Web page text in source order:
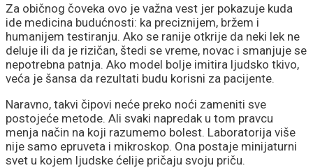
Za običnog čoveka ovo je važna vest jer pokazuje kuda
ide medicina budućnosti: ka preciznijem, bržem i
humanijem testiranju. Ako se ranije otkrije da neki lek ne
deluje ili da je rizičan, štedi se vreme, novac i smanjuje se
nepotrebna patnja. Ako model bolje imitira ljudsko tkivo,
veća je šansa da rezultati budu korisni za pacijente.
Naravno, takvi čipovi neće preko noći zameniti sve
postojeće metode. Ali svaki napredak u tom pravcu
menja način na koji razumemo bolest. Laboratorija više
nije samo epruveta i mikroskop. Ona postaje minijaturni
svet u kojem ljudske ćelije pričaju svoju priču.